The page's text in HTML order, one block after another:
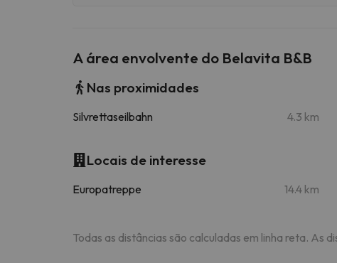
A área envolvente do Belavita B&B
Nas proximidades
Silvrettaseilbahn 4.3 km
Locais de interesse
Europatreppe 14.4 km
Todas as distâncias são calculadas em linha reta. As